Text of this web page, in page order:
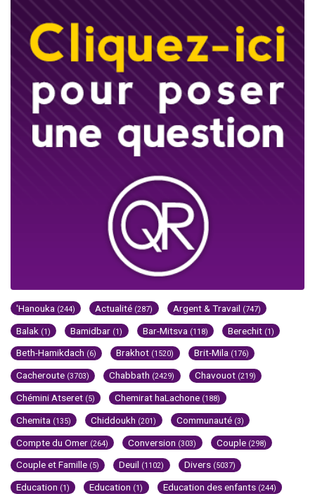
'Hanouka (244) Actualité (287) Argent & Travail (747)
Balak (1) Bamidbar (1) Bar-Mitsva (118) Berechit (1)
Beth-Hamikdach (6) Brakhot (1520) Brit-Mila (176)
Cacheroute (3703) Chabbath (2429) Chavouot (219)
Chémini Atseret (5) Chemirat haLachone (188)
Chemita (135) Chiddoukh (201) Communauté (3)
Compte du Omer (264) Conversion (303) Couple (298)
Couple et Famille (5) Deuil (1102) Divers (5037)
Education (1) Education (1) Education des enfants (244)